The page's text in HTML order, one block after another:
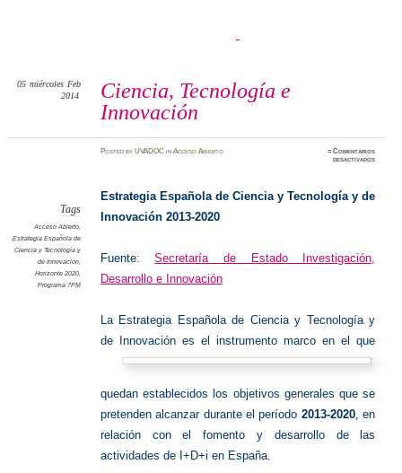
Ciencia, Tecnología e
Innovación
05 miércoles Feb
2014
PostedbyUVADOC inAcceso Abierto ≈Comentarios
desactivadosen
Tags
Acceso Abierto,
Estrategia Española de
Ciencia y Tecnología y
de Innovación,
Horizonte 2020,
Programa 7PM
Estrategia Española de Ciencia y Tecnología y de
Innovación 2013-2020
Fuente:Secretaría de Estado Investigación,
Desarrollo e Innovación
La Estrategia Española de Ciencia y Tecnología y
de Innovación es el instrumento marco en el que
quedan establecidos los objetivos generales que se
pretenden alcanzar durante el período 2013-2020, en
relación con el fomento y desarrollo de las
actividades de I+D+i en España.